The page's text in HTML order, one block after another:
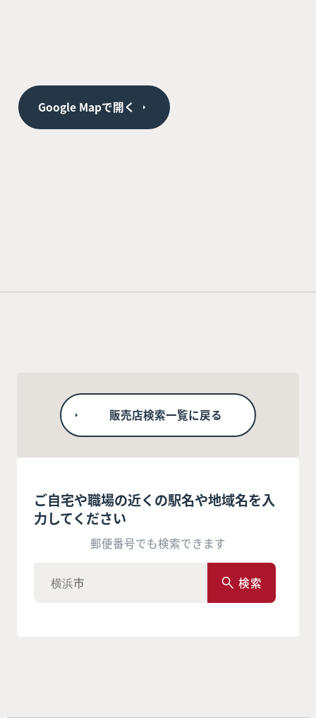
Google Mapで開く
販売店検索一覧に戻る
ご自宅や職場の近くの駅名や地域名を入
力してください
郵便番号でも検索できます
検索